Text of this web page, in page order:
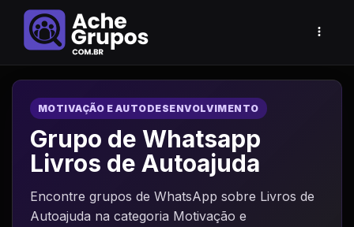
MOTIVAÇÃO E AUTODESENVOLVIMENTO
Grupo de Whatsapp
Livros de Autoajuda
Encontre grupos de WhatsApp sobre Livros de
Autoajuda na categoria Motivação e